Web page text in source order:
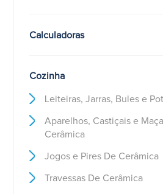
Calculadoras
Cozinha
Leiteiras, Jarras, Bules e
Aparelhos, Castiçais e
Cerâmica
Jogos e Pires De Cerâmica
Travessas De Cerâmica